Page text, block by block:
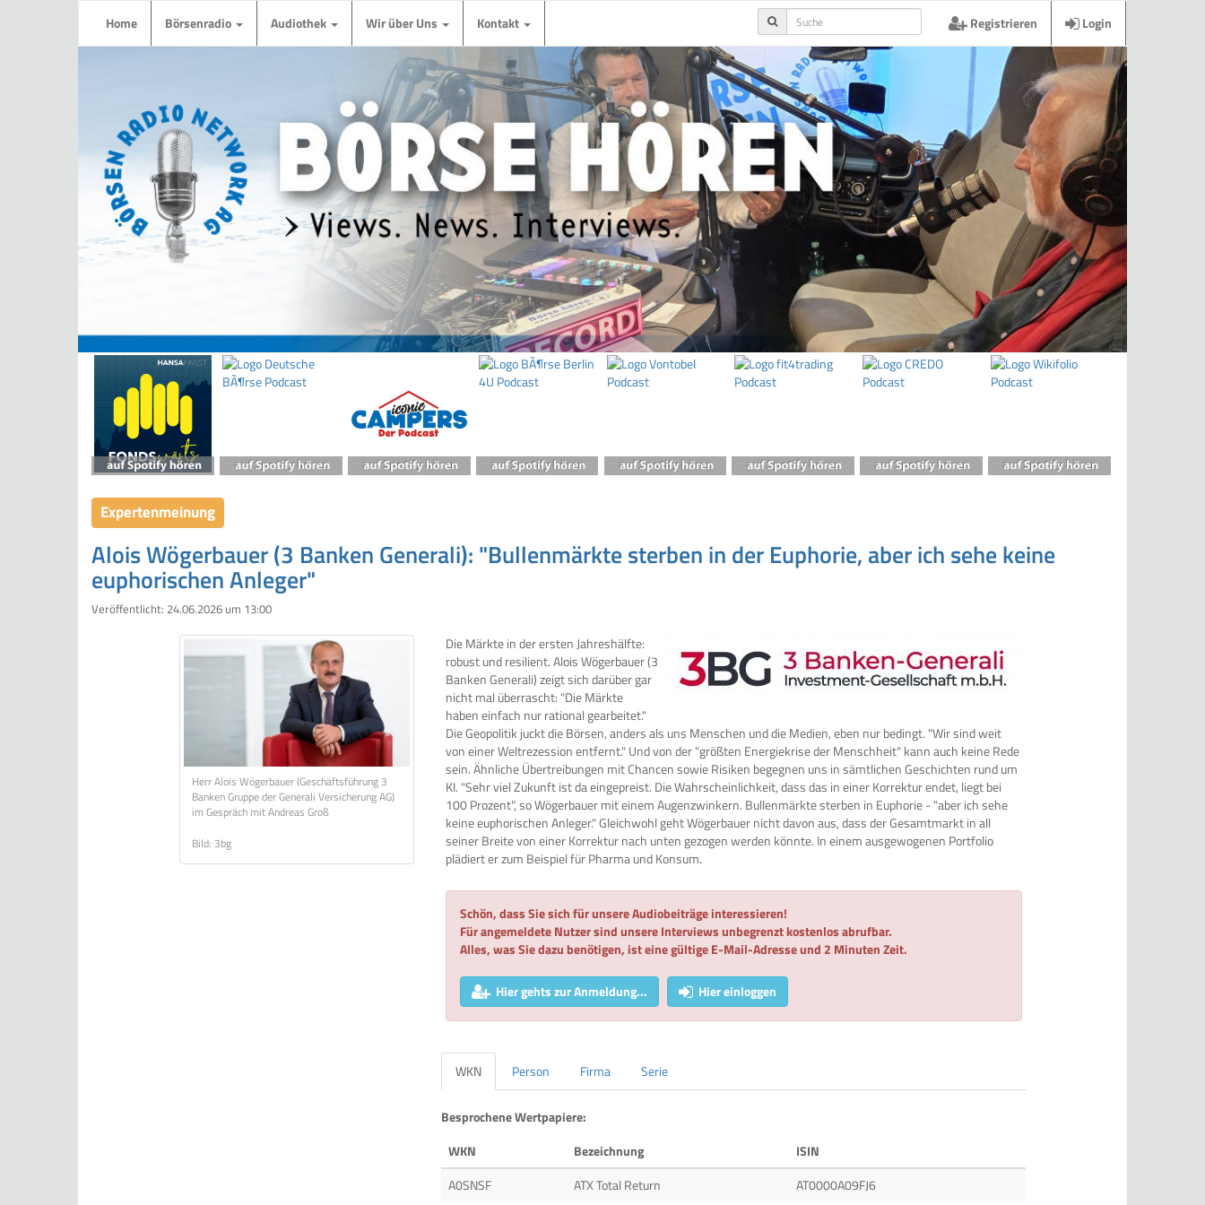
Home Börsenradio Audiothek Wir über Uns Kontakt Registrieren Login
Expertenmeinung
Alois Wögerbauer (3 Banken Generali): "Bullenmärkte sterben in der Euphorie, aber ich sehe keine
euphorischen Anleger"
Veröffentlicht: 24.06.2026 um 13:00
Herr Alois Wögerbauer (Geschäftsführung 3
Banken Gruppe der Generali Versicherung AG)
im Gespräch mit Andreas Groß
Bild: 3bg
Die Märkte in der ersten Jahreshälfte:
robust und resilient. Alois Wögerbauer (3
Banken Generali) zeigt sich darüber gar
nicht mal überrascht: "Die Märkte
haben einfach nur rational gearbeitet."
Die Geopolitik juckt die Börsen, anders als uns Menschen und die Medien, eben nur bedingt. "Wir sind weit
von einer Weltrezession entfernt." Und von der "größten Energiekrise der Menschheit" kann auch keine Rede
sein. Ähnliche Übertreibungen mit Chancen sowie Risiken begegnen uns in sämtlichen Geschichten rund um
KI. "Sehr viel Zukunft ist da eingepreist. Die Wahrscheinlichkeit, dass das in einer Korrektur endet, liegt bei
100 Prozent", so Wögerbauer mit einem Augenzwinkern. Bullenmärkte sterben in Euphorie - "aber ich sehe
keine euphorischen Anleger." Gleichwohl geht Wögerbauer nicht davon aus, dass der Gesamtmarkt in all
seiner Breite von einer Korrektur nach unten gezogen werden könnte. In einem ausgewogenen Portfolio
plädiert er zum Beispiel für Pharma und Konsum.
Schön, dass Sie sich für unsere Audiobeiträge interessieren!
Für angemeldete Nutzer sind unsere Interviews unbegrenzt kostenlos abrufbar.
Alles, was Sie dazu benötigen, ist eine gültige E-Mail-Adresse und 2 Minuten Zeit.
Hier gehts zur Anmeldung... Hier einloggen
WKN Person Firma Serie
Besprochene Wertpapiere:
WKN
Bezeichnung
ISIN
A0SNSF
ATX Total Return AT0000A09FJ6